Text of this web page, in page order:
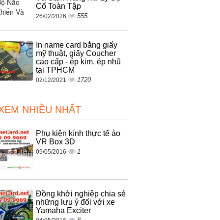
Cố Toàn Tập
26/02/2026 555
In name card bằng giấy
mỹ thuật, giấy Coucher
cao cấp - ép kim, ép nhũ
tại TPHCM
02/12/2021 1720
NHIỀU NHẤT
Phụ kiện kính thực tế ảo
VR Box 3D
09/05/2016 1
Đồng khởi nghiệp chia sẻ
những lưu ý đối với xe
Yamaha Exciter